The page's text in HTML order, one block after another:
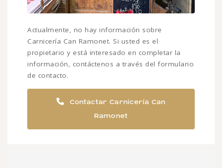
Actualmente, no hay información sobre
Carnicería Can Ramonet. Si usted es el
propietario y está interesado en completar la
información, contáctenos a través del formulario
de contacto.
Contactar Carnicería Can
Ramonet